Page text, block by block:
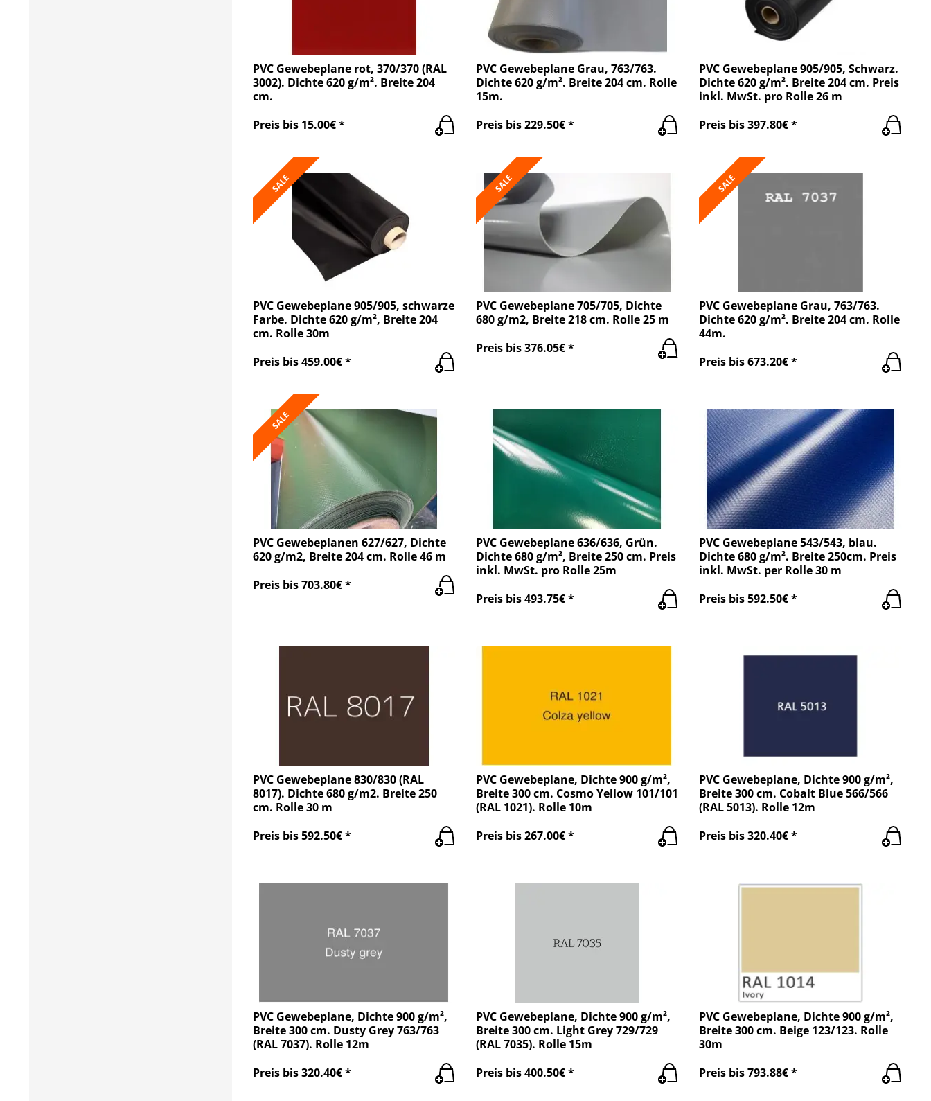
PVC Gewebeplane rot, 370/370 (RAL
3002). Dichte 620 g/m². Breite 204
cm.
Preis bis 15.00€ *
PVC Gewebeplane Grau, 763/763.
Dichte 620 g/m². Breite 204 cm. Rolle
15m.
Preis bis 229.50€ *
PVC Gewebeplane 905/905, Schwarz.
Dichte 620 g/m². Breite 204 cm. Preis
inkl. MwSt. pro Rolle 26 m
Preis bis 397.80€ *
SALE
PVC Gewebeplane 905/905, schwarze
Farbe. Dichte 620 g/m², Breite 204
cm. Rolle 30m
Preis bis 459.00€ *
SALE
PVC Gewebeplane 705/705, Dichte
680 g/m2, Breite 218 cm. Rolle 25 m
Preis bis 376.05€ *
SALE
PVC Gewebeplane Grau, 763/763.
Dichte 620 g/m². Breite 204 cm. Rolle
44m.
Preis bis 673.20€ *
SALE
PVC Gewebeplanen 627/627, Dichte
620 g/m2, Breite 204 cm. Rolle 46 m
Preis bis 703.80€ *
PVC Gewebeplane 636/636, Grün.
Dichte 680 g/m², Breite 250 cm. Preis
inkl. MwSt. pro Rolle 25m
Preis bis 493.75€ *
PVC Gewebeplane 543/543, blau.
Dichte 680 g/m². Breite 250cm. Preis
inkl. MwSt. per Rolle 30 m
Preis bis 592.50€ *
PVC Gewebeplane 830/830 (RAL
8017). Dichte 680 g/m2. Breite 250
cm. Rolle 30 m
Preis bis 592.50€ *
PVC Gewebeplane, Dichte 900 g/m²,
Breite 300 cm. Cosmo Yellow 101/101
(RAL 1021). Rolle 10m
Preis bis 267.00€ *
PVC Gewebeplane, Dichte 900 g/m²,
Breite 300 cm. Cobalt Blue 566/566
(RAL 5013). Rolle 12m
Preis bis 320.40€ *
PVC Gewebeplane, Dichte 900 g/m²,
Breite 300 cm. Dusty Grey 763/763
(RAL 7037). Rolle 12m
Preis bis 320.40€ *
PVC Gewebeplane, Dichte 900 g/m²,
Breite 300 cm. Light Grey 729/729
(RAL 7035). Rolle 15m
Preis bis 400.50€ *
PVC Gewebeplane, Dichte 900 g/m²,
Breite 300 cm. Beige 123/123. Rolle
30m
Preis bis 793.88€ *